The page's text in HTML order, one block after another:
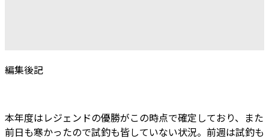
編集後記
本年度はレジェンドの優勝がこの時点で確定しており、また
前日も寒かったので試釣も皆していない状況。前週は試釣も